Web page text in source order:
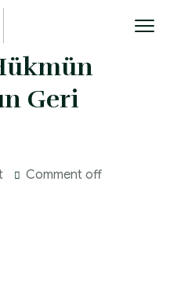
Geri
Comment off